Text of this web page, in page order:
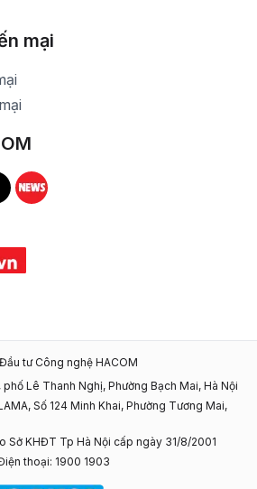
mại
Instagram
TikTok
tư Công nghệ HACOM
phố Lê Thanh Nghị, Phường Bạch Mai, Hà Nội
Số 124 Minh Khai, Phường Tương Mai,
Sở KHĐT Tp Hà Nội cấp ngày 31/8/2001
thoại: 1900 1903